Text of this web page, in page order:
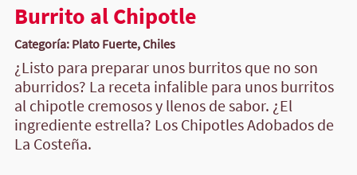
Burrito al Chipotle
Categoría: Plato Fuerte, Chiles
¿Listo para preparar unos burritos que no son
aburridos? La receta infalible para unos burritos
al chipotle cremosos y llenos de sabor. ¿El
ingrediente estrella? Los Chipotles Adobados de
La Costeña.